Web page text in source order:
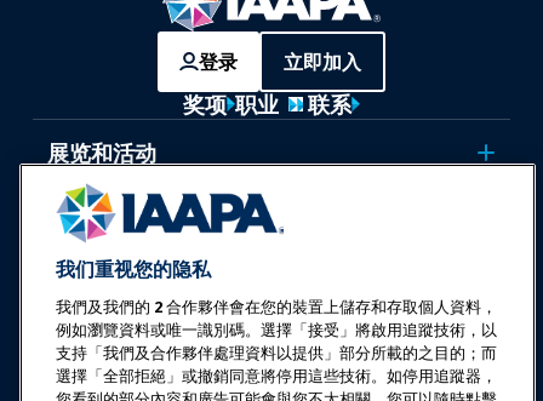
登录 立即加入
奖项 职业
联系
展览和活动
新闻与乐趣世界
教育
安全与保障
我们重视您的隐私
我們及我們的 2合作夥伴會在您的裝置上儲存和存取個人資料，
例如瀏覽資料或唯一識別碼。選擇「接受」將啟用追蹤技術，以
支持「我們及合作夥伴處理資料以提供」部分所載的之目的；而
選擇「全部拒絕」或撤銷同意將停用這些技術。如停用追蹤器，